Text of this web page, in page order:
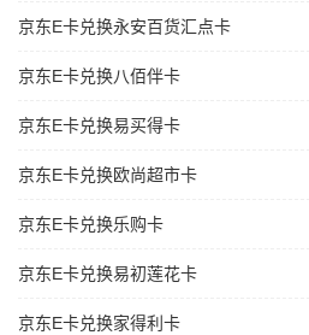
京东E卡兑换永安百货汇点卡
京东E卡兑换八佰伴卡
京东E卡兑换易买得卡
京东E卡兑换欧尚超市卡
京东E卡兑换乐购卡
京东E卡兑换易初莲花卡
京东E卡兑换家得利卡